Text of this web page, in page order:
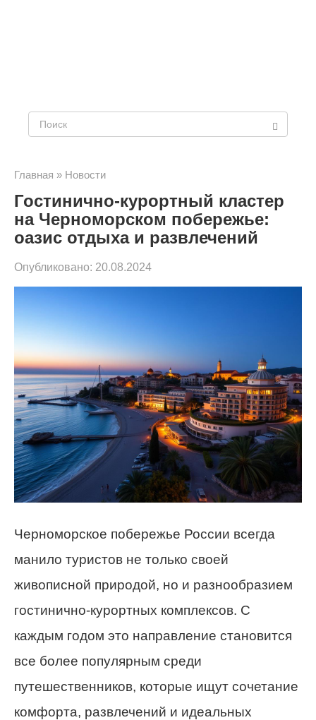
Главная » Новости
Гостинично-курортный кластер
на Черноморском побережье:
оазис отдыха и развлечений
Опубликовано: 20.08.2024
Черноморское побережье России всегда
манило туристов не только своей
живописной природой, но и разнообразием
гостинично-курортных комплексов. С
каждым годом это направление становится
все более популярным среди
путешественников, которые ищут сочетание
комфорта, развлечений и идеальных